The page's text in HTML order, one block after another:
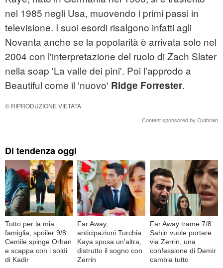
nel 1985 negli Usa, muovendo i primi passi in
televisione. I suoi esordi risalgono infatti agli
Novanta anche se la popolarità è arrivata solo nel
2004 con l'interpretazione del ruolo di Zach Slater
nella soap 'La valle dei pini'. Poi l'approdo a
Beautiful come il 'nuovo' Ridge Forrester.
© RIPRODUZIONE VIETATA
Content sponsored by Outbrain
Di tendenza oggi
Tutto per la mia
famiglia, spoiler 9/8:
Cemile spinge Orhan
e scappa con i soldi
di Kadir
Far Away,
anticipazioni Turchia:
Kaya sposa un'altra,
distrutto il sogno con
Zerrin
Far Away trame 7/8:
Sahin vuole portare
via Zerrin, una
confessione di Demir
cambia tutto